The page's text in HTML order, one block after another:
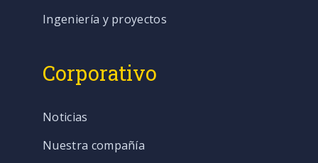
Ingeniería y proyectos
Corporativo
Noticias
Nuestra compañía